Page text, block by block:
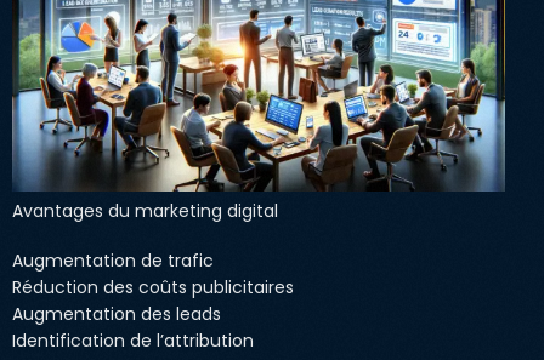
Avantages du marketing digital
Augmentation de trafic
Réduction des coûts publicitaires
Augmentation des leads
Identification de l’attribution